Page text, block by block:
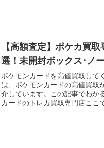
【高額査定】ポケカ買
選！未開封ボックス･ノ
ポケモンカードを高値買取して
は、ポケモンカードの高値買取
介しています。この記事でわか
カードのトレカ買取専門店ここ